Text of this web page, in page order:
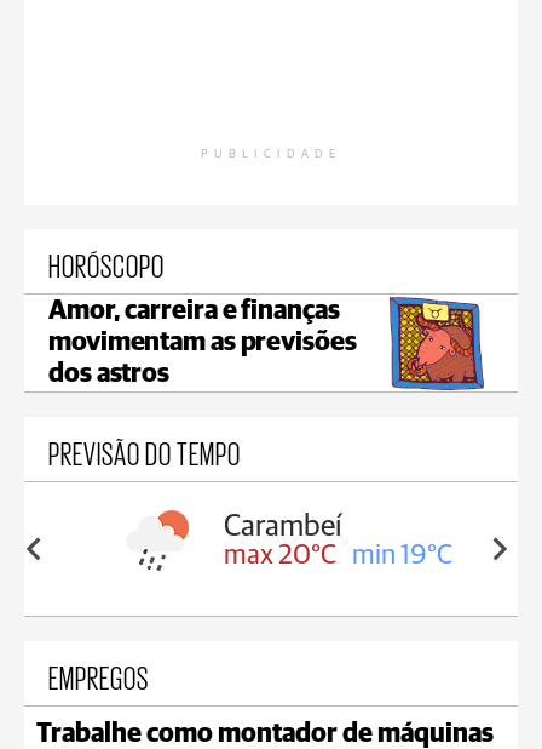
PUBLICIDADE
HORÓSCOPO
Amor, carreira e finanças
movimentam as previsões
dos astros
PREVISÃO DO TEMPO
19°C
Carambeí
max 20°C min 19°C
EMPREGOS
Trabalhe como montador de máquinas